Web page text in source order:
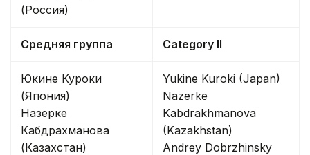
(Россия)
Средняя группа Category II
Юкине Куроки
(Япония)
Назерке
Кабдрахманова
(Казахстан)
Yukine Kuroki (Japan)
Nazerke
Kabdrakhmanova
(Kazakhstan)
Andrey Dobrzhinsky